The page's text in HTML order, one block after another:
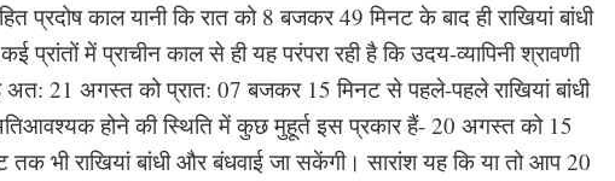
प्रदोष काल यानी कि रात को 8 बजकर 49 मिनट के बाद ही राखियां बांधी
में प्राचीन काल से ही यह परंपरा रही है कि उदय-व्यापिनी श्रावणी
है अत: 21 अगस्त को प्रात: 07 बजकर 15 मिनट से पहले-पहले राखियां बांधी
होने की स्थिति में कुछ मुहूर्त इस प्रकार हैं- 20 अगस्त को 15
भी राखियां बांधी और बंधवाई जा सकेंगी। सारांश यह कि या तो आप 20